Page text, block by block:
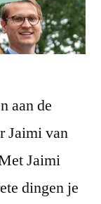
aan de
Jaimi van
Jaimi
dingen je